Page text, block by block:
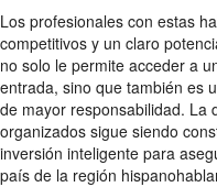
Los profesionales con estas
competitivos y un claro
no solo le permite acceder a
entrada, sino que también es
de mayor responsabilidad. La
organizados sigue siendo
inversión inteligente para
país de la región